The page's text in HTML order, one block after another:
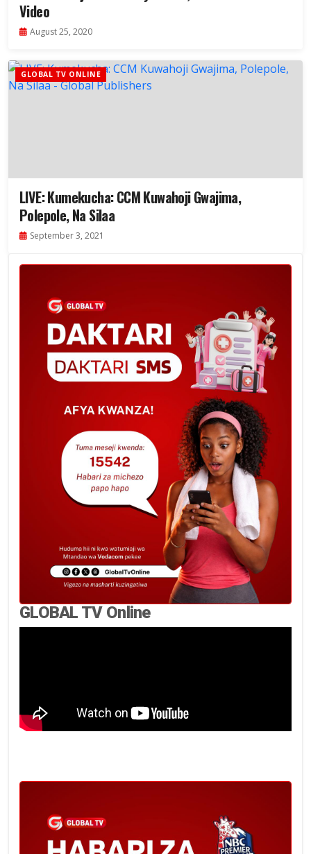
Video
August 25, 2020
GLOBAL TV ONLINE
LIVE: Kumekucha: CCM Kuwahoji Gwajima,
Polepole, Na Silaa
September 3, 2021
GLOBAL TV Online